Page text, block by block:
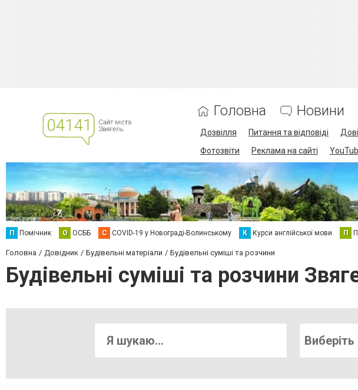
Головна Новини
Дозвілля Питання та відповіді
Фотозвіти
Реклама на сайті
П Помічник О ОСББ C COVID-19 у Новограді-Волинському К Курси англійської мови П
Головна Довідник Будівельні матеріали Будівельні суміші та розчини
Будівельні суміші та розчини
Виберіть